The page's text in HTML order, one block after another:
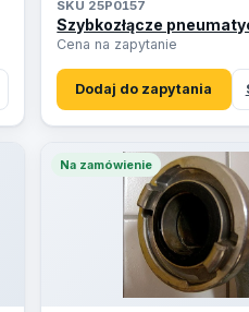
SKU 25P0157
Szybkozłącze
Cena na zapytanie
Dodaj do zapytania
Na zamówienie